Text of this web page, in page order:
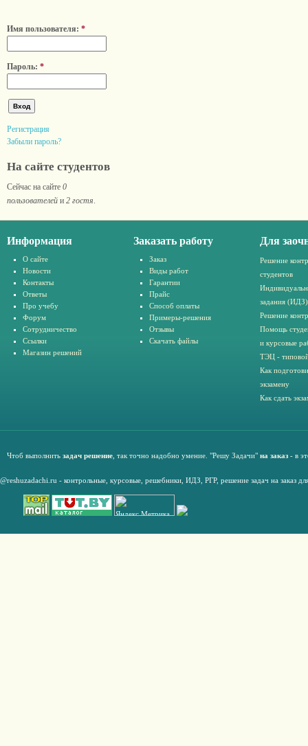
Имя пользователя: *
Пароль: *
Регистрация
Забыли пароль?
На сайте студентов
Сейчас на сайте 0
пользователей и 2 гостя
Информация
О сайте
Новости
Контакты
Ответы
Про учебу
Форум
Сотрудничество
Ссылки
Магазин решений
Заказать работу
Заказ
Виды работ
Гарантии
Прайс
Способ оплаты
Примеры-решения
Отзывы
Скачать файлы
Для
Решение
студентов
задания (ИДЗ)
Решение
Помощь
и курсовые
ТЭЦ -
Как
экзамену
Как сдать
Чтоб выполнить задач решение , так точно надобно умение. "Решу Задачи" на заказ - в
@reshuzadachi.ru - контрольные, курсовые решебники, ИДЗ, РГР, решение задач на заказ